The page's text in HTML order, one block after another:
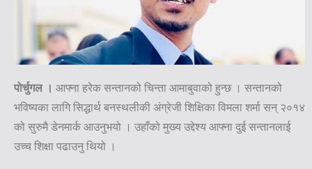
पोर्चुगल । आफ्ना हरेक सन्तानको चिन्ता आमाबुवाको हुन्छ । सन्तानको
भविष्यका लागि सिद्धार्थ बनस्थलीकी अंग्रेजी शिक्षिका विमला शर्मा सन् २०१४
को सुरुमै डेनमार्क आउनुभयो । उहाँको मुख्य उद्देश्य आफ्ना दुई सन्तानलाई
उच्च शिक्षा पढाउनु थियो ।